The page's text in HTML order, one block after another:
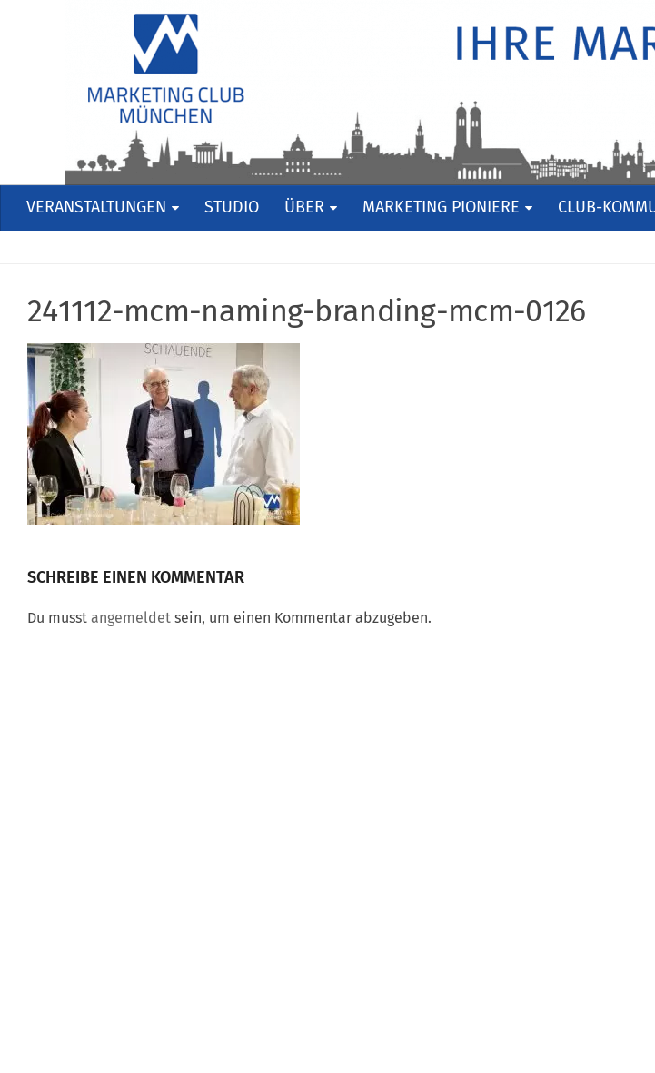
VERANSTALTUNGEN STUDIO ÜBER MARKETING PIONIERE CLUB-
241112-mcm-naming-branding-mcm-0126
SCHREIBE EINEN KOMMENTAR
Du musst angemeldet sein, um einen Kommentar abzugeben.